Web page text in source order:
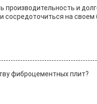
и
на своем
фиброцементных плит?